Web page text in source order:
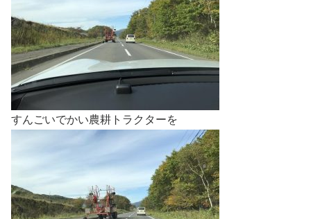
すんごいでかい農耕トラクターを